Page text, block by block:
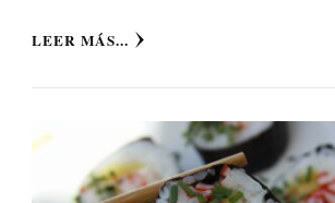
LEER MÁS...